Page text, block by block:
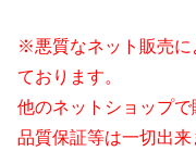
※悪質なネット販売に
ております。
他のネットショップ
品質保証等は一切出